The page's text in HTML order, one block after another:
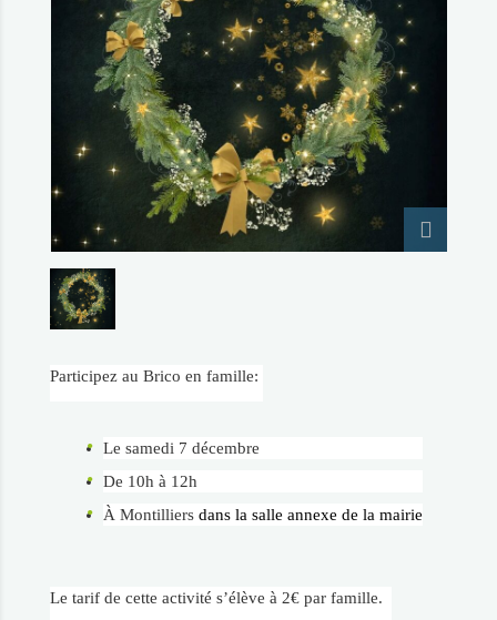
Participez au Brico en famille:
Le samedi 7 décembre
De 10h à 12h
À Montilliersdans la salle annexe de la mairie
Le tarif de cette activité s’élève à 2€ par famille.